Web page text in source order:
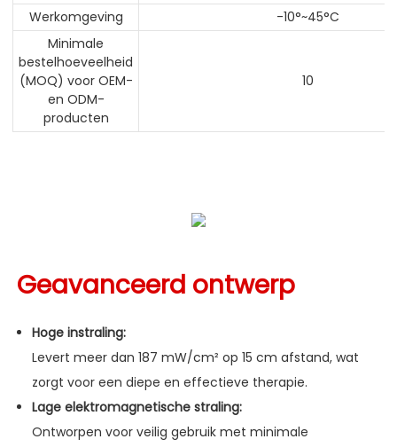
Werkomgeving
-10°~45°C
Minimale
bestelhoeveelheid
(MOQ) voor OEM-
en ODM-
producten
10
Geavanceerd ontwerp
Hoge instraling:
Levert meer dan 187 mW/cm² op 15 cm afstand, wat
zorgt voor een diepe en effectieve therapie.
Lage elektromagnetische straling:
Ontworpen voor veilig gebruik met minimale